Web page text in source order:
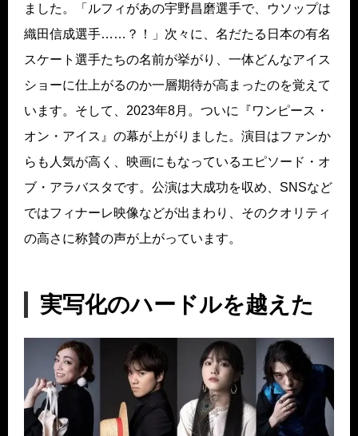
ました。「ルフィがあの宇野昌磨選手で、ウソップは
織田信成選手……？！」次々に、名だたる日本の有名
スケート選手たちの名前が挙がり、一体どんなアイス
ショーに仕上がるのか一層期待が高まったのを覚えて
います。そして、2023年8月。ついに『ワンピース・
オン・アイス』の幕が上がりました。演目はファンか
らも人気が高く、映画にもなっているエピソード・オ
ブ・アラバスタです。公演は大成功を収め、SNSなど
ではフィナーレ映像などが出まわり、そのクオリティ
の高さに称賛の声が上がっています。
実写化のハードルを越えた